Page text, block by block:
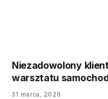
Niezadowolony
warsztatu
31 marca, 2026